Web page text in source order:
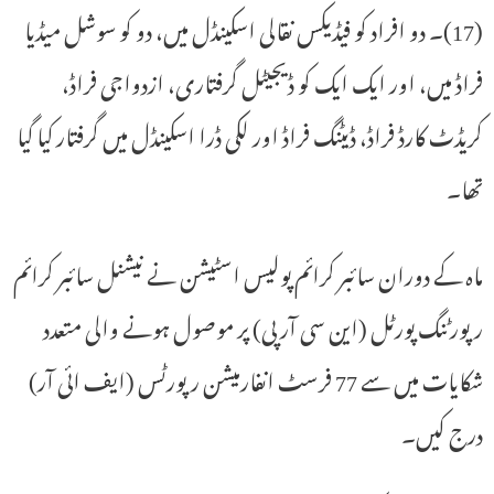
(17)۔ دو افراد کو فیڈیکس نقالی اسکینڈل میں، دو کو سوشل میڈیا
فراڈ میں، اور ایک ایک کو ڈیجیٹل گرفتاری، ازدواجی فراڈ،
کریڈٹ کارڈ فراڈ، ڈیٹنگ فراڈ اور لکی ڈرا اسکینڈل میں گرفتار کیا گیا
تھا۔
ماہ کے دوران سائبر کرائم پولیس اسٹیشن نے نیشنل سائبر کرائم
رپورٹنگ پورٹل (این سی آر پی) پر موصول ہونے والی متعدد
شکایات میں سے 77 فرسٹ انفارمیشن رپورٹس (ایف ائی آر)
درج کیں۔